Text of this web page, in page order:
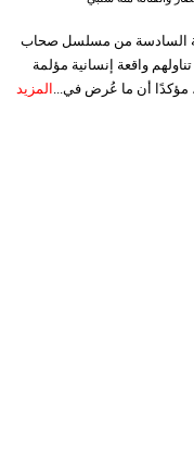
السادسة من مسلسل صحاب
واقعة إنسانية مؤلمة
مؤكدًا أن ما عُرض في... المزيد